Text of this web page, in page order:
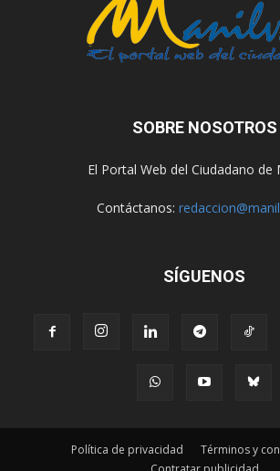
SOBRE NOSOTROS
El Portal Web del Ciudadano de
Contáctanos:
SÍGUENOS
Política de privacidad
Términos y